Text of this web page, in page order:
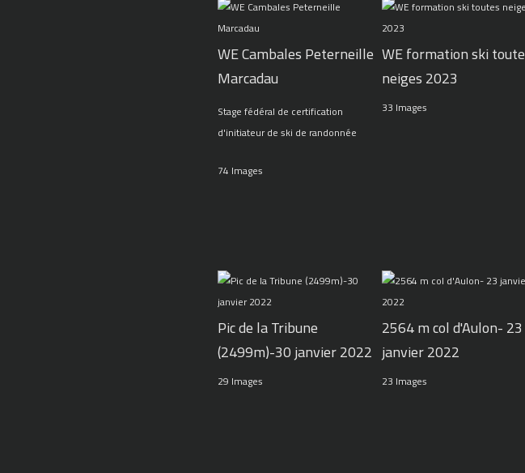
WE Cambales Peterneille
Marcadau
Stage fédéral de certification
d'initiateur de ski de randonnée
74 Images
WE formation ski
neiges 2023
33 Images
Pic de la Tribune
(2499m)-30 janvier 2022
29 Images
2564 m col d'Aulon- 23
janvier 2022
23 Images